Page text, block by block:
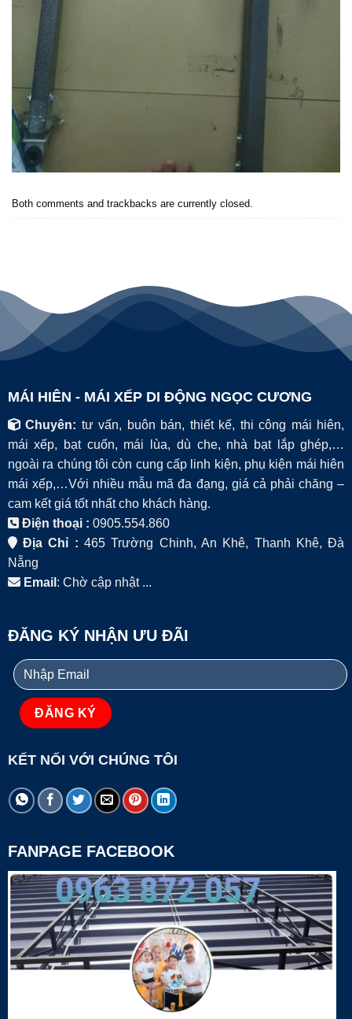
Both comments and trackbacks are currently closed.
MÁI HIÊN - MÁI XẾP DI ĐỘNG NGỌC CƯƠNG
Chuyên: tư vấn, buôn bán, thiết kế, thi công mái hiên,
mái xếp, bạt cuốn, mái lùa, dù che, nhà bạt lắp ghép,…
ngoài ra chúng tôi còn cung cấp linh kiện, phụ kiện mái hiên
mái xếp,…Với nhiều mẫu mã đa đạng, giá cả phải chăng –
cam kết giá tốt nhất cho khách hàng.
Điện thoại : 0905.554.860
Địa Chỉ : 465 Trường Chinh, An Khê, Thanh Khê, Đà
Nẵng
Email : Chờ cập nhật ...
ĐĂNG KÝ NHẬN ƯU ĐÃI
KẾT NỐI VỚI CHÚNG TÔI
FANPAGE FACEBOOK